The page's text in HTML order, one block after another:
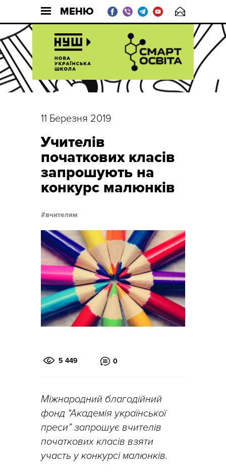
МЕНЮ
11 Березня 2019
Учителів
початкових класів
запрошують на
конкурс малюнків
вчителям
5 449 0
Міжнародний благодійний
фонд “Академія української
преси” запрошує вчителів
початкових класів взяти
участь у конкурсі малюнків.